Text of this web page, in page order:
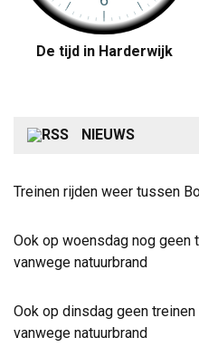
De tijd in Harderwijk
NIEUWS
Treinen rijden weer tussen
Ook op woensdag nog geen
vanwege natuurbrand
Ook op dinsdag geen
vanwege natuurbrand